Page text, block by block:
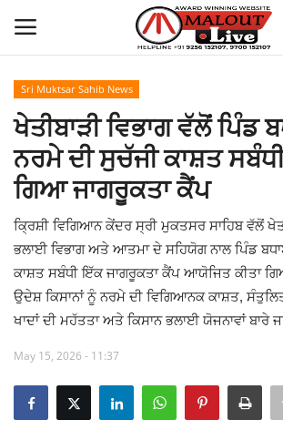
Home
How to Reach Malout
Privacy Policy
Malout News
History of Malout
Sri Muktsar Sahib News
ਖੇਤੀਬਾੜੀ ਵਿਭਾਗ ਵੱਲੋਂ ਪਿੰਡ
ਨਰਮੇ ਦੀ ਸੁਚੱਜੀ ਕਾਸ਼ਤ
ਗਿਆ ਜਾਗਰੂਕਤਾ ਕੈਂਪ
ਕ੍ਰਿਸ਼ੀ ਵਿਗਿਆਨ ਕੇਂਦਰ ਸ੍ਰੀ ਮੁਕਤਸਰ ਸਾਹਿਬ ਵੱਲੋਂ
ਭਲਾਈ ਵਿਭਾਗ ਅਤੇ ਆਤਮਾ ਦੇ ਸਹਿਯੋਗ ਨਾਲ ਪਿੰਡ
ਕਾਸ਼ਤ ਸਬੰਧੀ ਇੱਕ ਜਾਗਰੂਕਤਾ ਕੈਂਪ ਆਯੋਜਿਤ ਕੀਤਾ
ਉਦੇਸ਼ ਕਿਸਾਨਾਂ ਨੂੰ ਨਰਮੇ ਦੀ ਵਿਗਿਆਨਕ ਕਾਸ਼ਤ,
ਖਾਦਾਂ ਦੀ ਮਹੱਤਤਾ ਅਤੇ ਕਿਸਾਨ ਭਲਾਈ ਯੋਜਨਾਵਾਂ ਬਾਰੇ
May 15, 2026 - 11:37